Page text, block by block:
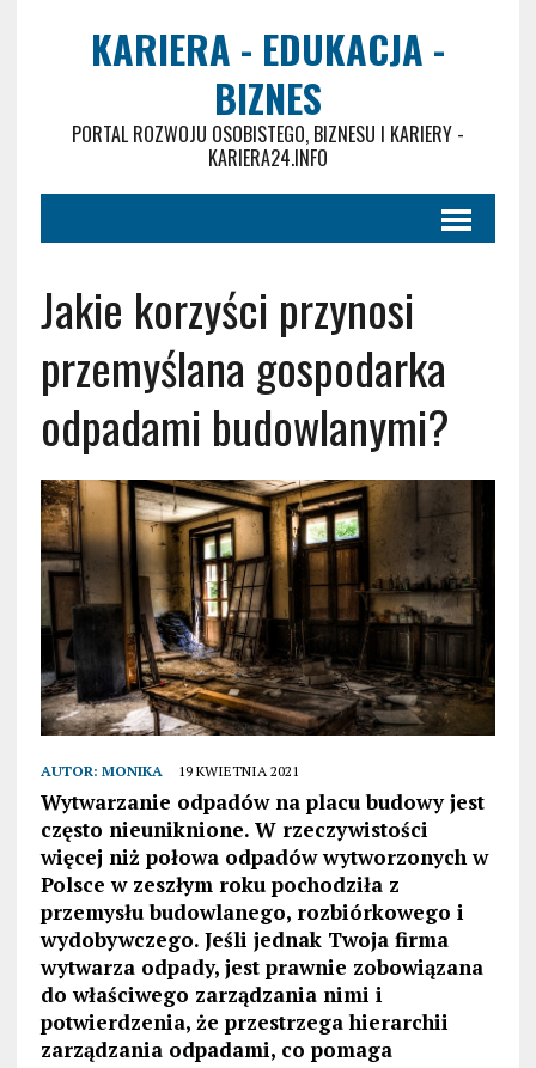
KARIERA - EDUKACJA -
BIZNES
PORTAL ROZWOJU OSOBISTEGO, BIZNESU I KARIERY -
KARIERA24.INFO
Jakie korzyści przynosi
przemyślana gospodarka
odpadami budowlanymi?
AUTOR: MONIKA 19 KWIETNIA 2021
Wytwarzanie odpadów na placu budowy jest
często nieuniknione. W rzeczywistości
więcej niż połowa odpadów wytworzonych w
Polsce w zeszłym roku pochodziła z
przemysłu budowlanego, rozbiórkowego i
wydobywczego. Jeśli jednak Twoja firma
wytwarza odpady, jest prawnie zobowiązana
do właściwego zarządzania nimi i
potwierdzenia, że przestrzega hierarchii
zarządzania odpadami, co pomaga